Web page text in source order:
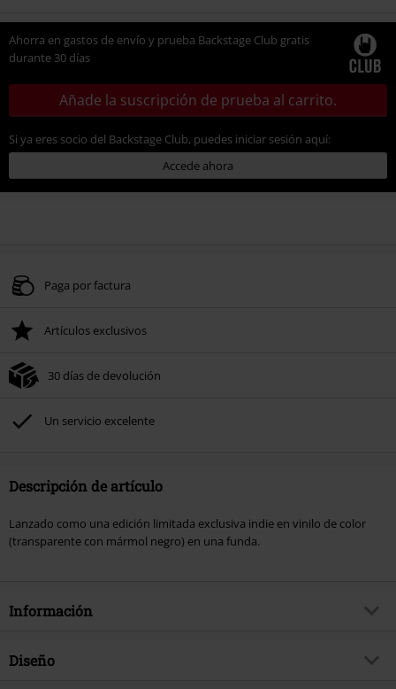
Ahorra en gastos de envío y prueba Backstage Club gratis
durante 30 días
Añade la suscripción de prueba al carrito.
Si ya eres socio del Backstage Club, puedes iniciar sesión aquí:
Accede ahora
Paga por factura
Artículos exclusivos
30 días de devolución
Un servicio excelente
Descripción de artículo
Lanzado como una edición limitada exclusiva indie en vinilo de color
(transparente con mármol negro) en una funda.
Información
Artículo no.
Diseño